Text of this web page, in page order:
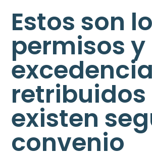
Estos son
permisos y
retribuidos
existen
convenio